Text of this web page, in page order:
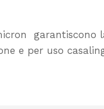
garantiscono
e per uso